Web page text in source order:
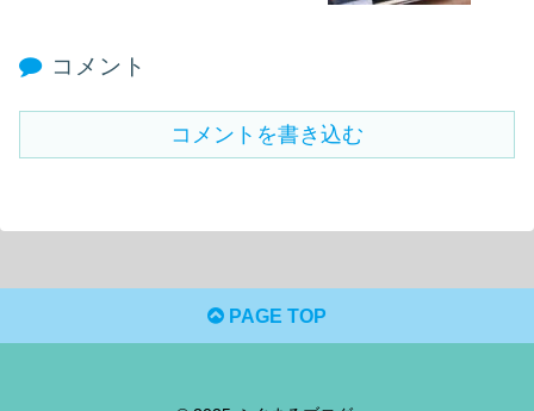
コメント
コメントを書き込む
PAGE TOP